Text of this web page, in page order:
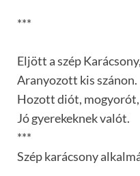
***
Eljött a szép Karácsony,
Aranyozott kis szánon.
Hozott diót, mogyorót,
Jó gyerekeknek valót.
***
Szép karácsony